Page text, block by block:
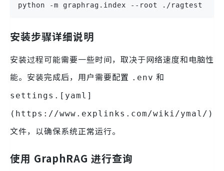
python -m graphrag.index --root ./ragtest
安装步骤详细说明
安装过程可能需要一些时间，取决于网络速度和电脑性
能。安装完成后，用户需要配置 .env 和
settings.[yaml]
(https://www.explinks.com/wiki/ymal/)
文件，以确保系统正常运行。
使用 GraphRAG 进行查询